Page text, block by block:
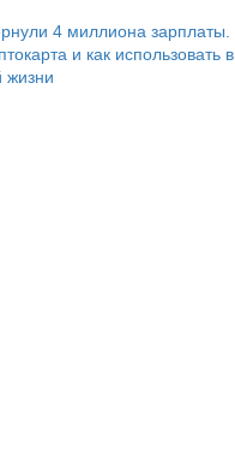
4 миллиона зарплаты.
и как использовать в
жизни